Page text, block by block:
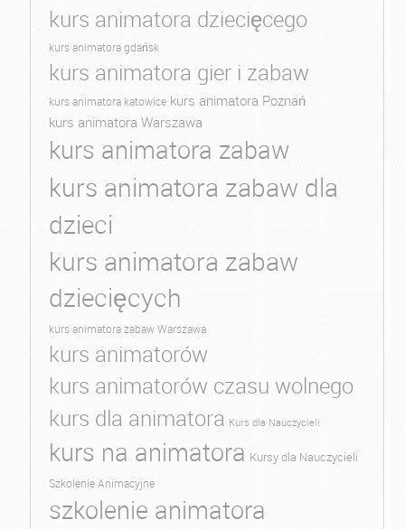
kurs animatora dziecięcego
kurs animatora gdańsk
kurs animatora gier i zabaw
kurs animatora katowice kurs animatora Poznań
kurs animatora Warszawa
kurs animatora zabaw
kurs animatora zabaw dla
dzieci
kurs animatora zabaw
dziecięcych
kurs animatora zabaw Warszawa
kurs animatorów
kurs animatorów czasu wolnego
kurs dla animatora Kurs dla Nauczycieli
kurs na animatora Kursy dla Nauczycieli
Szkolenie Animacyjne
szkolenie animatora